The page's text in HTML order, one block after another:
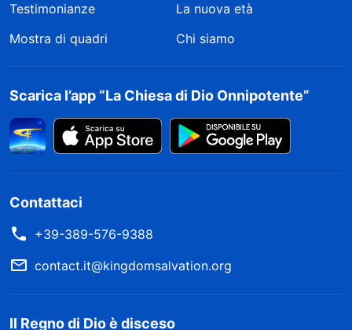
Testimonianze
La nuova età
Mostra di quadri
Chi siamo
Scarica l’app “La Chiesa di Dio Onnipotente”
Contattaci
+39-389-576-9388
contact.it@kingdomsalvation.org
Il Regno di Dio è disceso